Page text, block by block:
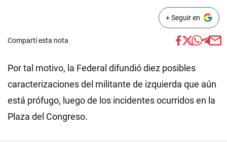
+ Seguir en
Compartí esta nota
Por tal motivo, la Federal difundió diez posibles
caracterizaciones del militante de izquierda que aún
está prófugo, luego de los incidentes ocurridos en la
Plaza del Congreso.